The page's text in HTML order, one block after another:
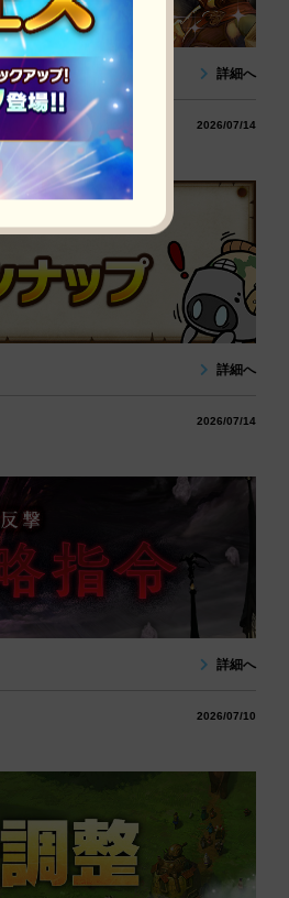
詳細へ
2026/07/14
詳細へ
2026/07/14
詳細へ
2026/07/10